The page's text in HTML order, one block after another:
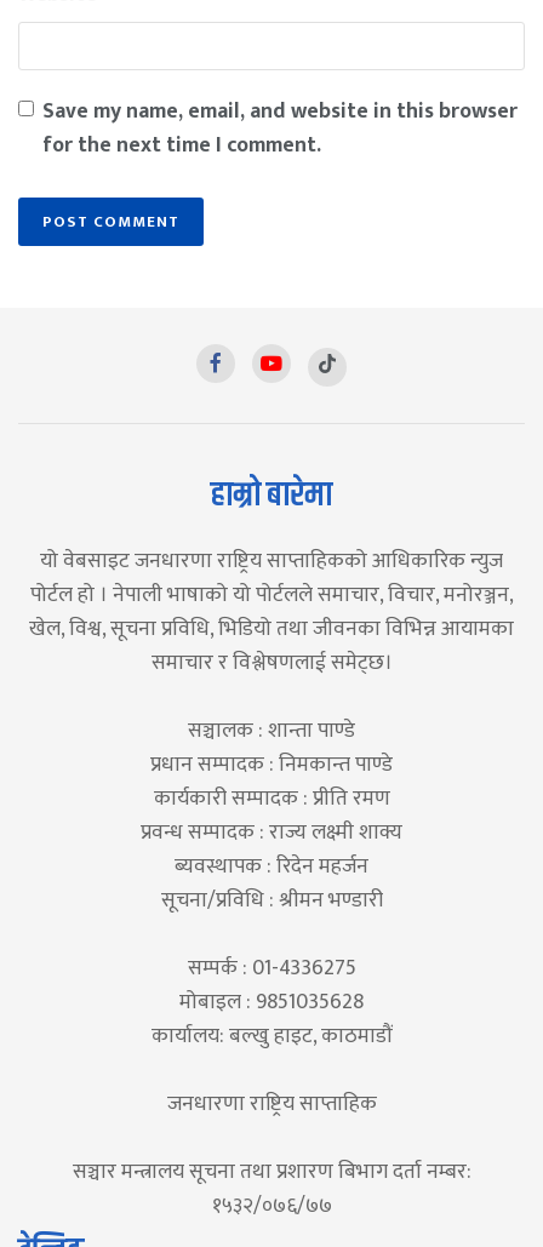
Save my name, email, and website in this browser
for the next time I comment.
हाम्रो बारेमा
यो वेबसाइट जनधारणा राष्ट्रिय साप्ताहिकको आधिकारिक न्युज
पोर्टल हो । नेपाली भाषाको यो पोर्टलले समाचार, विचार, मनोरञ्जन,
खेल, विश्व, सूचना प्रविधि, भिडियो तथा जीवनका विभिन्न आयामका
समाचार र विश्लेषणलाई समेट्छ।
सञ्चालक : शान्ता पाण्डे
प्रधान सम्पादक : निमकान्त पाण्डे
कार्यकारी सम्पादक : प्रीति रमण
प्रवन्ध सम्पादक : राज्य लक्ष्मी शाक्य
ब्यवस्थापक : रिदेन महर्जन
सूचना/प्रविधि : श्रीमन भण्डारी
सम्पर्क : 01-4336275
मोबाइल : 9851035628
कार्यालय: बल्खु हाइट, काठमाडौं
जनधारणा राष्ट्रिय साप्ताहिक
सञ्चार मन्त्रालय सूचना तथा प्रशारण बिभाग दर्ता नम्बर:
१५३२/०७६/७७